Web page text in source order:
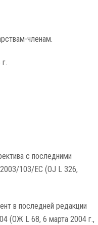
членам.
с последними
103/EC (OJ L 326,
в последней редакции
(ОЖ L 68, 6 марта 2004 г.,